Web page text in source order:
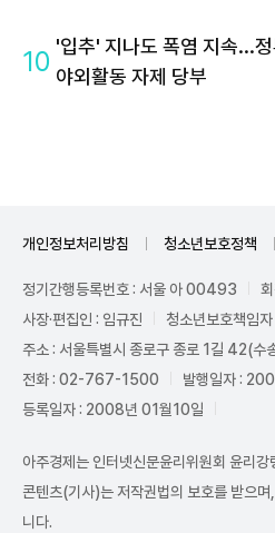
10 '입추' 지나도 폭염 지속...정
야외활동 자제 당부
개인정보처리방침 청소년보호정책
정기간행등록번호 : 서울 아 00493
사장·편집인 : 임규진
청소년보호책임
주소 : 서울특별시 종로구 종로 1길 42(
전화 : 02-767-1500
발행일자 :
등록일자 : 2008년 01월10일
아주경제는 인터넷신문윤리위원회 윤리
콘텐츠(기사)는 저작권법의 보호를 받으
니다.